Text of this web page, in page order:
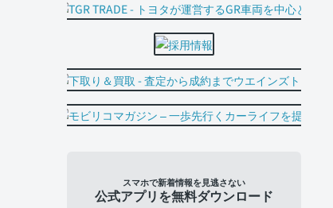
スマホで新着情報を見逃さない
公式アプリを無料ダウンロード